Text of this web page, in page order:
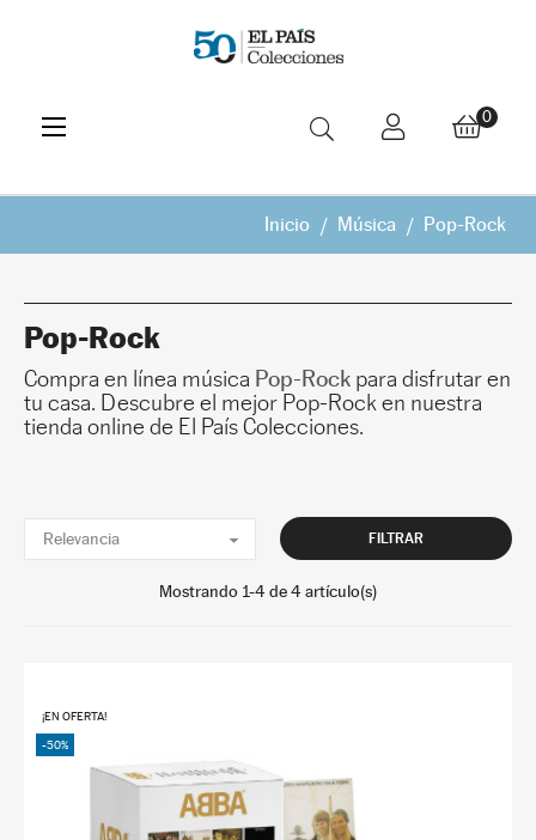
Navegación
de
☰ 0
Inicio Música Pop-Rock
Pop-Rock
Compra en línea música Pop-Rock para disfrutar en
tu casa. Descubre el mejor Pop-Rock en nuestra
tienda online de El País Colecciones.
Relevancia  FILTRAR
Mostrando 1-4 de 4 artículo(s)
¡EN OFERTA!
-50%